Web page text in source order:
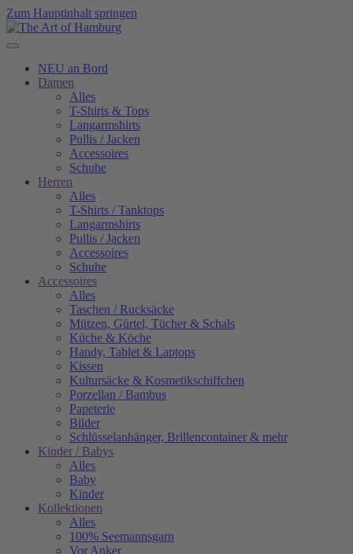
Zum Hauptinhalt springen
NEU an Bord
Damen
Alles
T-Shirts & Tops
Langarmshirts
Pullis / Jacken
Accessoires
Schuhe
Herren
Alles
T-Shirts / Tanktops
Langarmshirts
Pullis / Jacken
Accessoires
Schuhe
Accessoires
Alles
Taschen / Rucksäcke
Mützen, Gürtel, Tücher & Schals
Küche & Köche
Handy, Tablet & Laptops
Kissen
Kultursäcke & Kosmetikschiffchen
Porzellan / Bambus
Papeterie
Bilder
Schlüsselanhänger, Brillencontainer & mehr
Kinder / Babys
Alles
Baby
Kinder
Kollektionen
Alles
100% Seemannsgarn
Vor Anker